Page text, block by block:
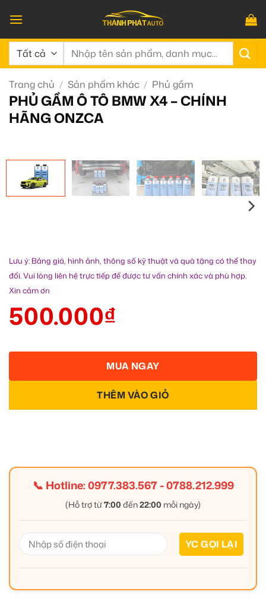
qua
nội
dung
Tìm
Trang chủ / Sản phẩm khác / Phủ gầm
PHỦ GẦM Ô TÔ BMW X4 – CHÍNH
HÃNG ONZCA
Lưu ý: Bảng giá, hình ảnh, thông số kỹ thuật và quà tặng có thể thay
đổi. Vui lòng liên hệ trực tiếp để được tư vấn chính xác và phù hợp.
Xin cảm ơn
500.000₫
THÊM VÀO GIỎ
MUA NGAY
📞 Hotline:0977.383.567-0788.212.999
(Hỗ trợ từ7:00 đến22:00 mỗi ngày)